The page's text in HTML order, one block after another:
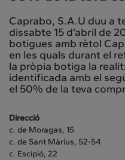
Caprabo, S.A.U duu a
dissabte 15 d’abril de
botigues amb rètol
en les quals durant el
la pròpia botiga la
identificada amb el
el 50% de la teva
Direcció
c. de Moragas, 15
c. de Sant Màrius, 52-54
c. Escipió, 22